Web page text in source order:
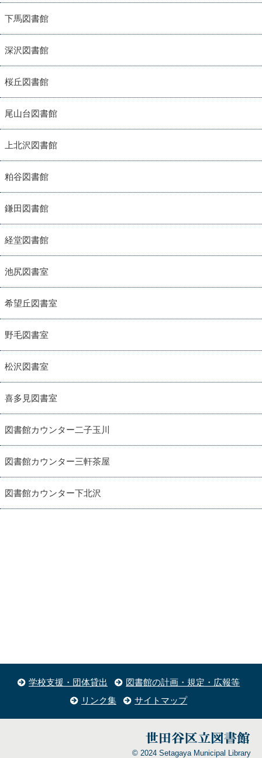
下馬図書館
深沢図書館
桜丘図書館
尾山台図書館
上北沢図書館
粕谷図書館
鎌田図書館
経堂図書館
池尻図書室
希望丘図書室
野毛図書室
松沢図書室
喜多見図書室
図書館カウンター二子玉川
図書館カウンター三軒茶屋
図書館カウンター下北沢
学校支援・団体貸出
図書館の計画・規定・広報等
リンク集
サイトマップ
© 2024 Setagaya Municipal Library